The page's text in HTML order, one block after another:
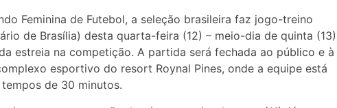
Feminina de Futebol, a seleção brasileira faz jogo-treino
de Brasília) desta quarta-feira (12) – meio-dia de quinta (13)
estreia na competição. A partida será fechada ao público e à
esportivo do resort Roynal Pines, onde a equipe está
de 30 minutos.